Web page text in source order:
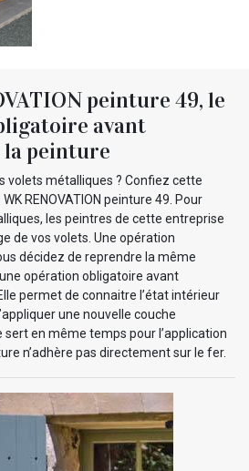
peinture 49, le
avant
la peinture
volets métalliques ? Confiez cette
RENOVATION peinture 49. Pour
les peintres de cette entreprise
de vos volets. Une opération
décidez de reprendre la même
opération obligatoire avant
permet de connaitre l’état intérieur
une nouvelle couche
sert en même temps pour l’application
n’adhère pas directement sur le fer.